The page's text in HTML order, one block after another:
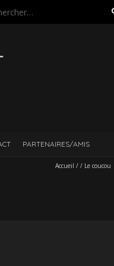
:
PARTENAIRES/AMIS
Accueil / / Le coucou